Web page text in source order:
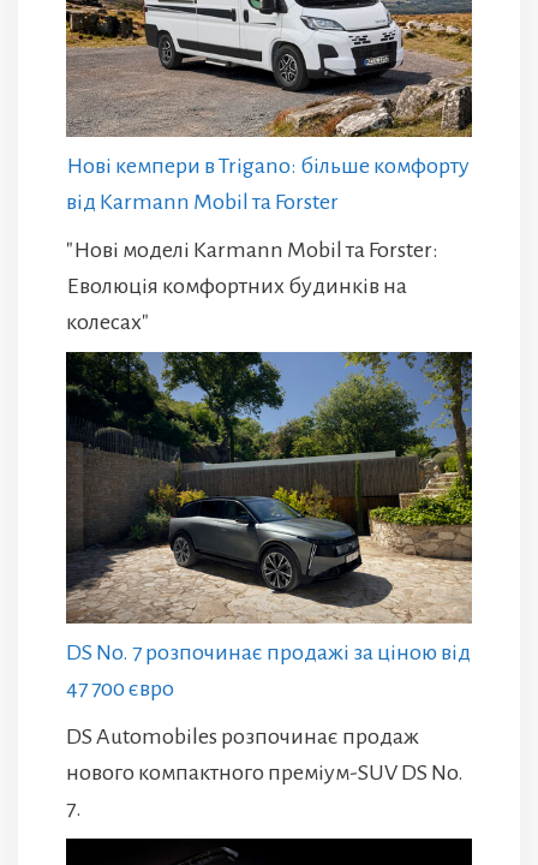
Нові кемпери в Trigano: більше комфорту
від Karmann Mobil та Forster
"Нові моделі Karmann Mobil та Forster:
Еволюція комфортних будинків на
колесах"
DS No. 7 розпочинає продажі за ціною від
47 700 євро
DS Automobiles розпочинає продаж
нового компактного преміум-SUV DS No.
7.